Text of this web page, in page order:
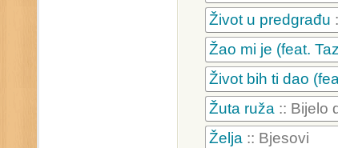
Život u predgrađu
Žao mi je (feat.
Život bih ti dao
Žuta ruža :: Bijelo
Želja :: Bjesovi